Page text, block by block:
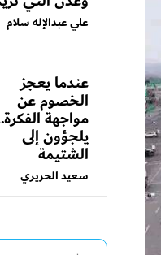
علي عبدالإله سلام
عندما يعجز
الخصوم عن
مواجهة
يلجؤون إلى
الشتيمة
سعيد الحريري